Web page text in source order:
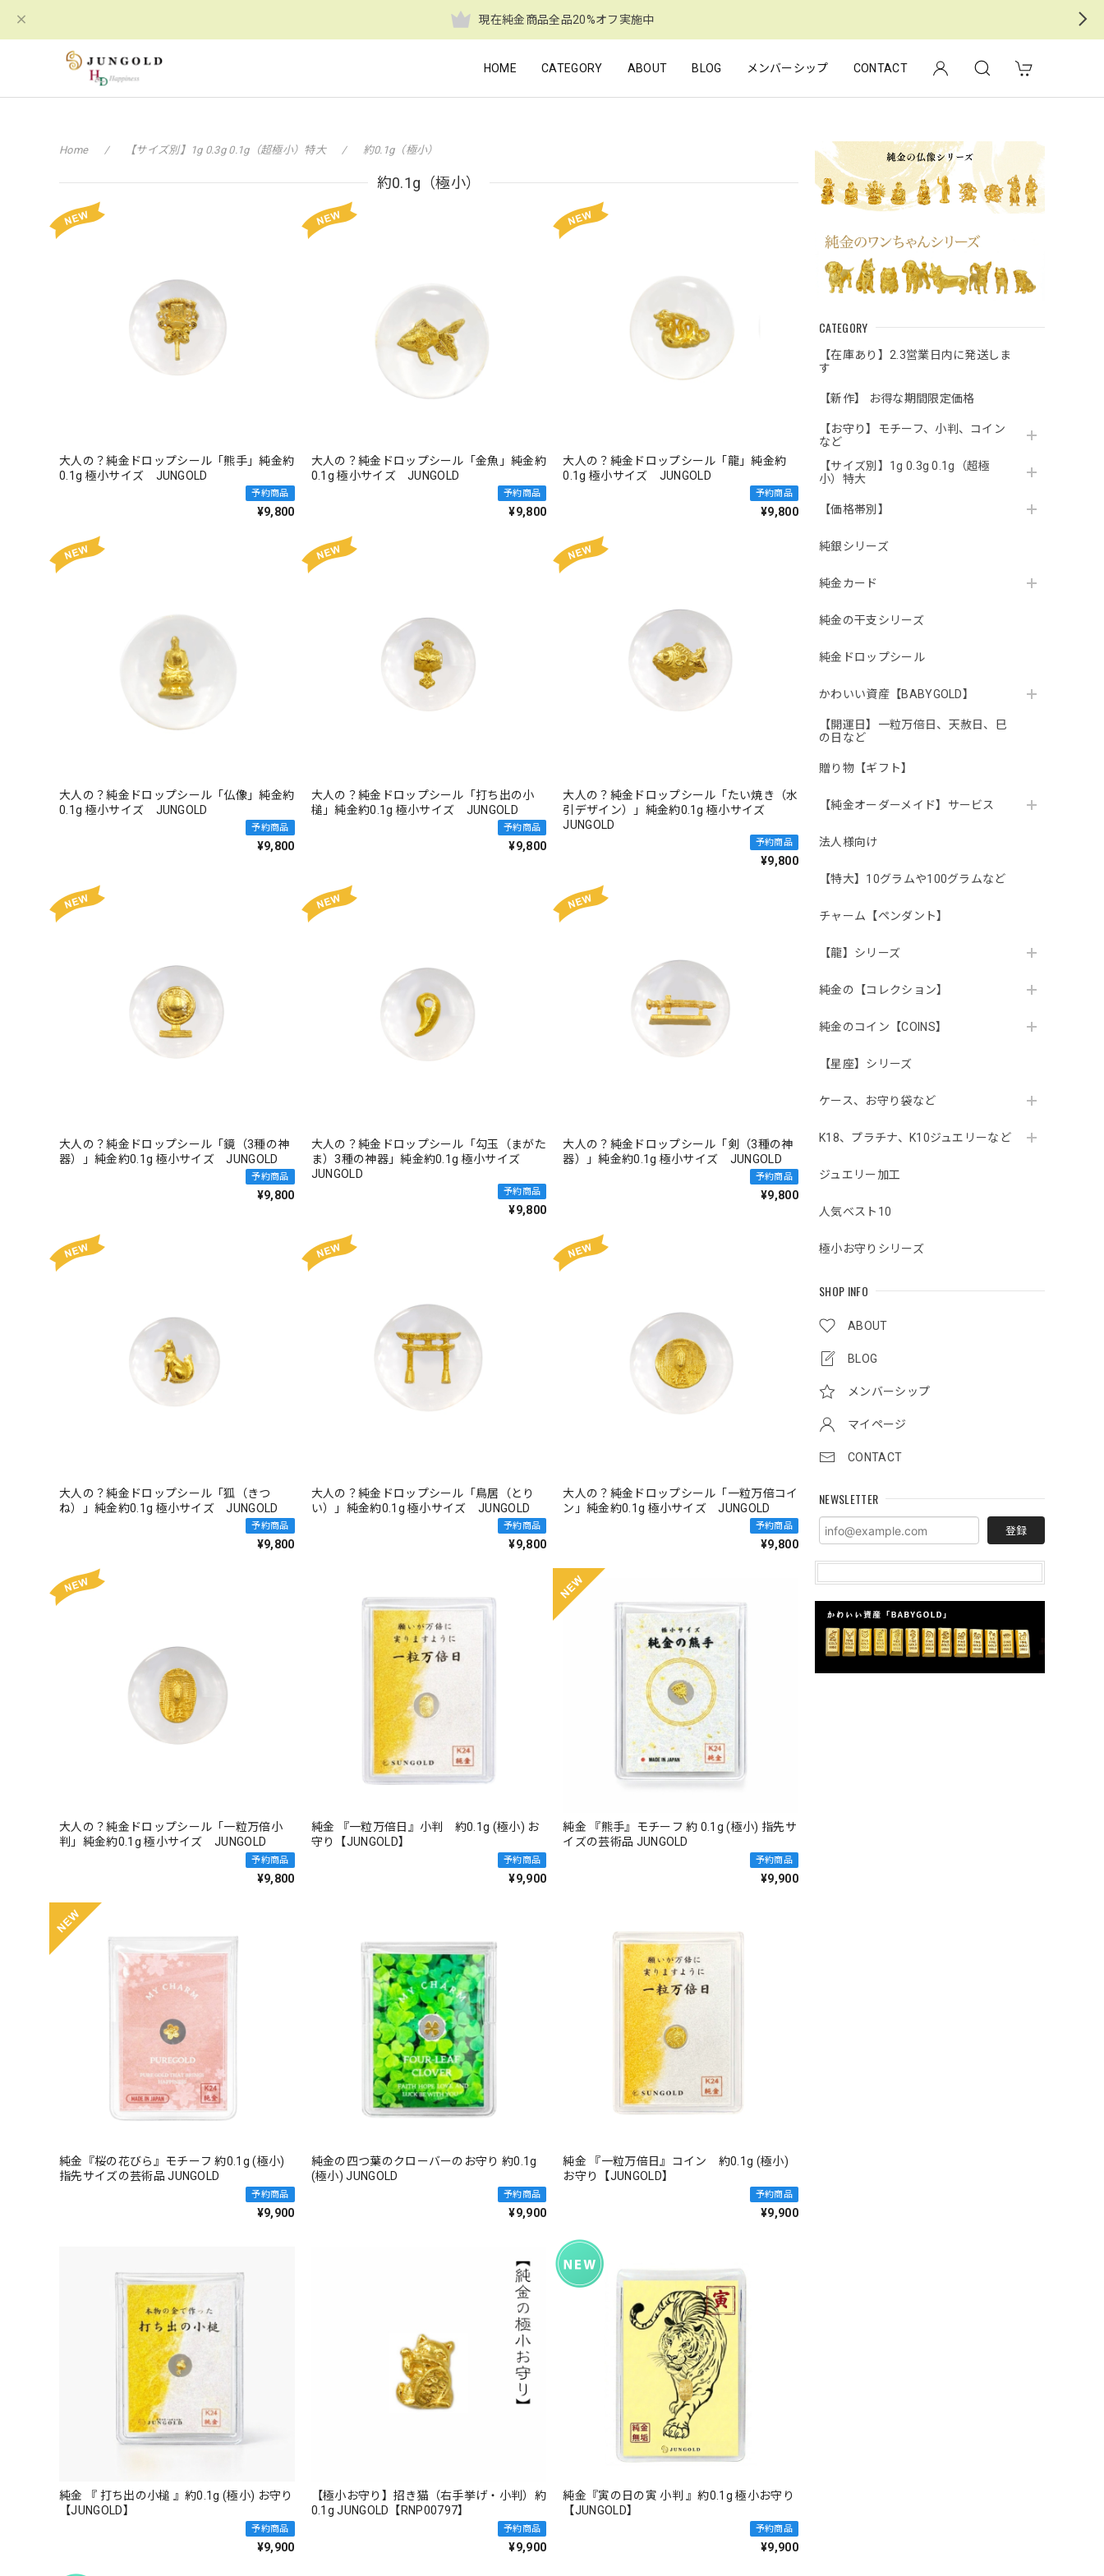
現在純金商品全品20%オフ実施中
HOME CATEGORY ABOUT BLOG メンバーシップ CONTACT
CATEGORY
【在庫あり】2.3営業日内に発送しま
す
【新作】 お得な期間限定価格
【お守り】モチーフ、小判、コイン
など
【サイズ別】1g 0.3g 0.1g（超極
小）特大
【価格帯別】
純銀シリーズ
純金カード
純金の干支シリーズ
純金ドロップシール
かわいい資産【BABYGOLD】
【開運日】一粒万倍日、天赦日、巳
の日など
贈り物【ギフト】
【純金オーダーメイド】サービス
法人様向け
【特大】10グラムや100グラムなど
チャーム【ペンダント】
【龍】シリーズ
純金の【コレクション】
純金のコイン【COINS】
【星座】シリーズ
ケース、お守り袋など
K18、プラチナ、K10ジュエリーなど
ジュエリー加工
人気ベスト10
極小お守りシリーズ
SHOP INFO
ABOUT
BLOG
メンバーシップ
マイページ
CONTACT
NEWSLETTER
登録
Home 【サイズ別】1g 0.3g 0.1g（超極小）特大 約0.1g（極小）
約0.1g（極小）
大人の？純金ドロップシール「熊手」純金約
0.1g 極小サイズ JUNGOLD
予約商品
¥9,800
大人の？純金ドロップシール「金魚」純金約
0.1g 極小サイズ JUNGOLD
予約商品
¥9,800
大人の？純金ドロップシール「龍」純金約
0.1g 極小サイズ JUNGOLD
予約商品
¥9,800
大人の？純金ドロップシール「仏像」純金約
0.1g 極小サイズ JUNGOLD
予約商品
¥9,800
大人の？純金ドロップシール「打ち出の小
槌」純金約0.1g 極小サイズ JUNGOLD
予約商品
¥9,800
大人の？純金ドロップシール「たい焼き（水
引デザイン）」純金約0.1g 極小サイズ
JUNGOLD
予約商品
¥9,800
大人の？純金ドロップシール「鏡（3種の神
器）」純金約0.1g 極小サイズ JUNGOLD
予約商品
¥9,800
大人の？純金ドロップシール「勾玉（まがた
ま）3種の神器」純金約0.1g 極小サイズ
JUNGOLD
予約商品
¥9,800
大人の？純金ドロップシール「剣（3種の神
器）」純金約0.1g 極小サイズ JUNGOLD
予約商品
¥9,800
大人の？純金ドロップシール「狐（きつ
ね）」純金約0.1g 極小サイズ JUNGOLD
予約商品
¥9,800
大人の？純金ドロップシール「鳥居（とり
い）」純金約0.1g 極小サイズ JUNGOLD
予約商品
¥9,800
大人の？純金ドロップシール「一粒万倍コイ
ン」純金約0.1g 極小サイズ JUNGOLD
予約商品
¥9,800
大人の？純金ドロップシール「一粒万倍小
判」純金約0.1g 極小サイズ JUNGOLD
予約商品
¥9,800
純金 『一粒万倍日』小判 約0.1g (極小) お
守り【JUNGOLD】
予約商品
¥9,900
純金 『熊手』モチーフ 約 0.1g (極小) 指先サ
イズの芸術品 JUNGOLD
予約商品
¥9,900
純金『桜の花びら』モチーフ 約0.1g (極小)
指先サイズの芸術品 JUNGOLD
予約商品
¥9,900
純金の四つ葉のクローバーのお守り 約0.1g
(極小) JUNGOLD
予約商品
¥9,900
純金 『一粒万倍日』コイン 約0.1g (極小)
お守り【JUNGOLD】
予約商品
¥9,900
純金 『 打ち出の小槌 』約0.1g (極小) お守り
【JUNGOLD】
予約商品
¥9,900
【極小お守り】招き猫（右手挙げ・小判）約
0.1g JUNGOLD【RNP00797】
予約商品
¥9,900
純金『寅の日の寅 小判 』約0.1g 極小お守り
【JUNGOLD】
予約商品
¥9,900